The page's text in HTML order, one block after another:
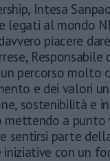
Intesa
legati al mondo
piacere
Responsabile
un percorso
e dei valori
sostenibilità e
mettendo a
sentirsi parte
iniziative con un